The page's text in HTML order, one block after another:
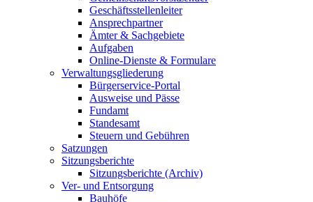
Geschäftsstellenleiter
Ansprechpartner
Ämter & Sachgebiete
Aufgaben
Online-Dienste & Formulare
Verwaltungsgliederung
Bürgerservice-Portal
Ausweise und Pässe
Fundamt
Standesamt
Steuern und Gebühren
Satzungen
Sitzungsberichte
Sitzungsberichte (Archiv)
Ver- und Entsorgung
Bauhöfe